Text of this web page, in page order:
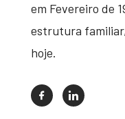
em Fevereiro de
estrutura
hoje.